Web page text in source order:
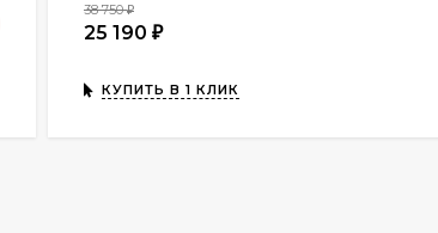
38 750₽
25 190 ₽
КУПИТЬ В 1 КЛИК